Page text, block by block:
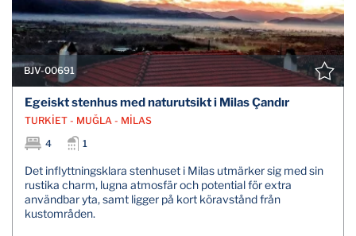
BJV-00691
Egeiskt stenhus med naturutsikt i Milas Çandır
TURKİET - MUĞLA - MİLAS
4
1
Det inflyttningsklara stenhuset i Milas utmärker sig med sin
rustika charm, lugna atmosfär och potential för extra
användbar yta, samt ligger på kort köravstånd från
kustområden.